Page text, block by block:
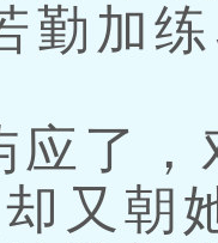
勤加
了，
又朝